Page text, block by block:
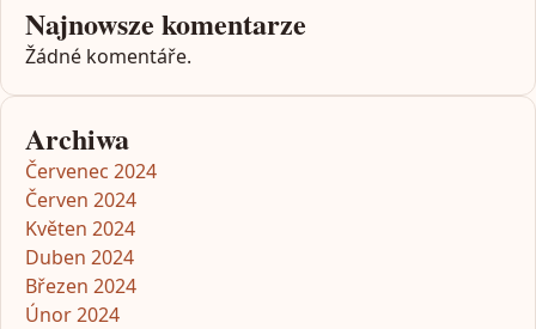
Najnowsze komentarze
Žádné komentáře.
Archiwa
Červenec 2024
Červen 2024
Květen 2024
Duben 2024
Březen 2024
Únor 2024